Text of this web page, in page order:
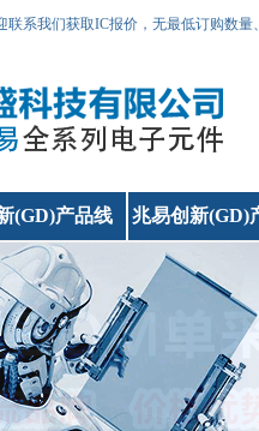
系我们获取IC报价，无最低订购数量
(GD)产品线 兆易创新(GD)